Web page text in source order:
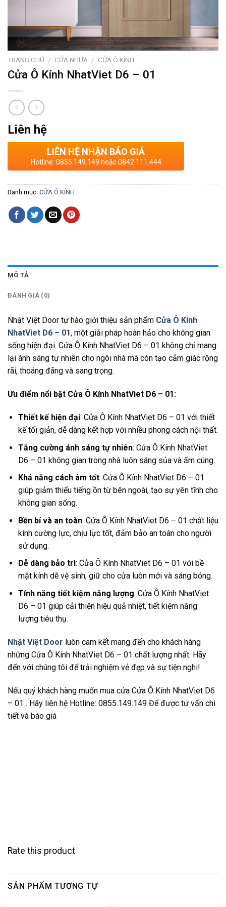
TRANG CHỦ / CỬA NHỰA / CỬA Ô KÍNH
Cửa Ô Kính NhatViet D6 – 01
Liên hệ
LIÊN HỆ NHẬN BÁO GIÁ
Hotline: 0855.149.149 hoặc 0842.111.444
Danh mục: CỬA Ô KÍNH
MÔ TẢ
ĐÁNH GIÁ (0)
Nhật Việt Door tự hào giới thiệu sản phẩm Cửa Ô Kính
NhatViet D6 – 01, một giải pháp hoàn hảo cho không gian
sống hiện đại. Cửa Ô Kính NhatViet D6 – 01 không chỉ mang
lại ánh sáng tự nhiên cho ngôi nhà mà còn tạo cảm giác rộng
rãi, thoáng đãng và sang trọng.
Ưu điểm nổi bật Cửa Ô Kính NhatViet D6 – 01:
Thiết kế hiện đại: Cửa Ô Kính NhatViet D6 – 01 với thiết
kế tối giản, dễ dàng kết hợp với nhiều phong cách nội thất.
Tăng cường ánh sáng tự nhiên: Cửa Ô Kính NhatViet
D6 – 01 không gian trong nhà luôn sáng sủa và ấm cúng.
Khả năng cách âm tốt: Cửa Ô Kính NhatViet D6 – 01
giúp giảm thiểu tiếng ồn từ bên ngoài, tạo sự yên tĩnh cho
không gian sống.
Bền bỉ và an toàn: Cửa Ô Kính NhatViet D6 – 01 chất liệu
kính cường lực, chịu lực tốt, đảm bảo an toàn cho người
sử dụng.
Dễ dàng bảo trì: Cửa Ô Kính NhatViet D6 – 01 với bề
mặt kính dễ vệ sinh, giữ cho cửa luôn mới và sáng bóng.
Tính năng tiết kiệm năng lượng: Cửa Ô Kính NhatViet
D6 – 01 giúp cải thiện hiệu quả nhiệt, tiết kiệm năng
lượng tiêu thụ.
Nhật Việt Door luôn cam kết mang đến cho khách hàng
những Cửa Ô Kính NhatViet D6 – 01 chất lượng nhất. Hãy
đến với chúng tôi để trải nghiệm vẻ đẹp và sự tiện nghi!
Nếu quý khách hàng muốn mua cửa Cửa Ô Kính NhatViet D6
– 01 . Hãy liên hệ Hotline: 0855.149.149 Để được tư vấn chi
tiết và báo giá
Rate this product
SẢN PHẨM TƯƠNG TỰ